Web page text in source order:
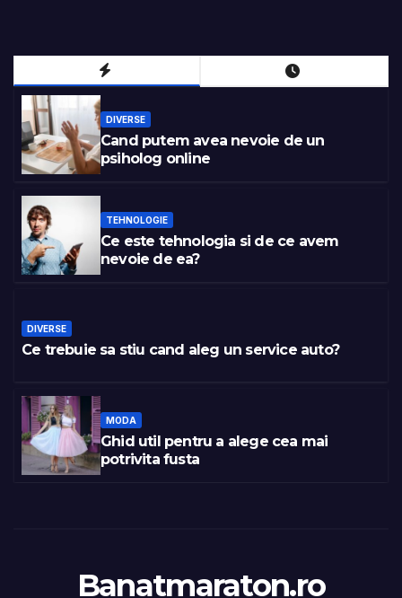
DIVERSE
Cand putem avea nevoie de un
psiholog online
TEHNOLOGIE
Ce este tehnologia si de ce avem
nevoie de ea?
DIVERSE
Ce trebuie sa stiu cand aleg un service auto?
MODA
Ghid util pentru a alege cea mai
potrivita fusta
Banatmaraton.ro